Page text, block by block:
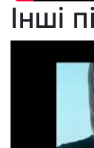
Інші